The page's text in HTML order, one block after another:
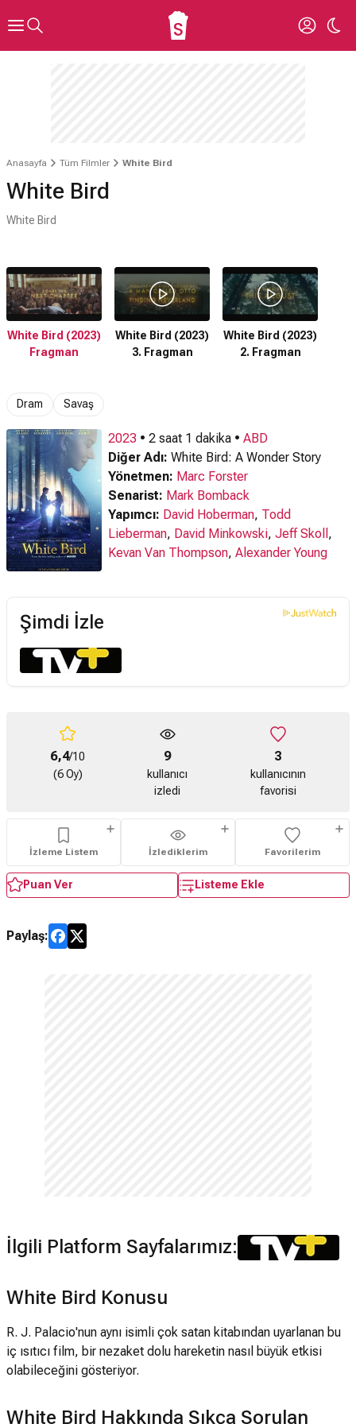
Anasayfa Tüm Filmler White Bird
White Bird
White Bird
White Bird (2023)
Fragman
White Bird (2023)
3. Fragman
White Bird (2023)
2. Fragman
Dram Savaş
2023 • 2 saat 1 dakika • ABD
Diğer Adı: White Bird: A Wonder Story
Yönetmen: Marc Forster
Senarist: Mark Bomback
Yapımcı: David Hoberman, Todd
Lieberman, David Minkowski, Jeff Skoll ,
Kevan Van Thompson, Alexander Young
Şimdi İzle
6,4/10
(6 Oy)
9
kullanıcı
izledi
3
kullanıcının
favorisi
İzleme Listem İzlediklerim Favorilerim
Puan Ver Listeme Ekle
Paylaş:
İlgili Platform Sayfalarımız:
White Bird Konusu
R. J. Palacio'nun aynı isimli çok satan kitabından uyarlanan bu
iç ısıtıcı film, bir nezaket dolu hareketin nasıl büyük etkisi
olabileceğini gösteriyor.
White Bird Hakkında Sıkça Sorulan